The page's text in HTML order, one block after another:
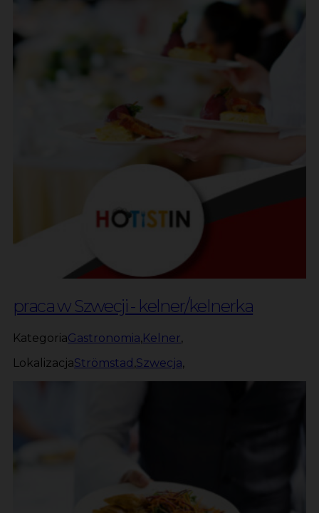
praca w Szwecji - kelner/kelnerka
KategoriaGastronomia,Kelner,
LokalizacjaStrömstad ,Szwecja,